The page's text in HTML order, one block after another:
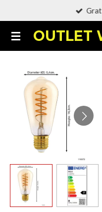
naar
de
OUTLET